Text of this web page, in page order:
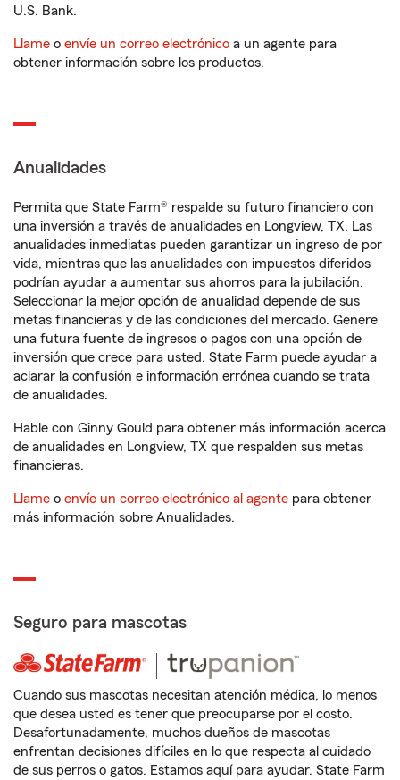
U.S. Bank.
Llame o envíe un correo electrónico a un agente para
obtener información sobre los productos.
Anualidades
Permita que State Farm® respalde su futuro financiero con
una inversión a través de anualidades en Longview, TX. Las
anualidades inmediatas pueden garantizar un ingreso de por
vida, mientras que las anualidades con impuestos diferidos
podrían ayudar a aumentar sus ahorros para la jubilación.
Seleccionar la mejor opción de anualidad depende de sus
metas financieras y de las condiciones del mercado. Genere
una futura fuente de ingresos o pagos con una opción de
inversión que crece para usted. State Farm puede ayudar a
aclarar la confusión e información errónea cuando se trata
de anualidades.
Hable con Ginny Gould para obtener más información acerca
de anualidades en Longview, TX que respalden sus metas
financieras.
Llame o envíe un correo electrónico al agente para obtener
más información sobre Anualidades.
Seguro para mascotas
Cuando sus mascotas necesitan atención médica, lo menos
que desea usted es tener que preocuparse por el costo.
Desafortunadamente, muchos dueños de mascotas
enfrentan decisiones difíciles en lo que respecta al cuidado
de sus perros o gatos. Estamos aquí para ayudar. State Farm